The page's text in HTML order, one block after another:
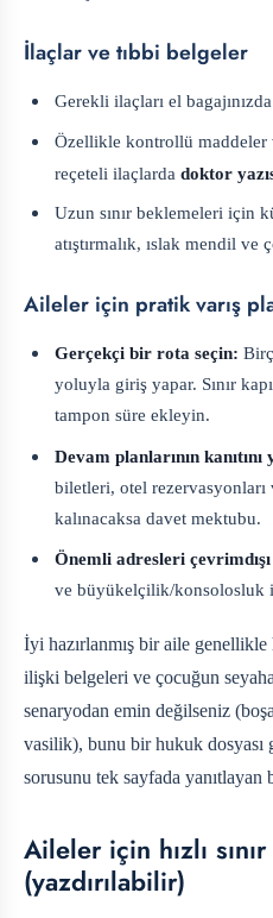
İlaçlar ve tıbbi belgeler
Gerekli ilaçları el
Özellikle kontrollü
reçeteli ilaçlardadoktor
Uzun sınır beklemeleri için
atıştırmalık, ıslak mendil
Aileler için pratik varış
Gerçekçi bir rota seçin:
yoluyla giriş yapar. Sınır
tampon süre ekleyin.
Devam planlarının kanıtını
biletleri, otel rezervasyonları
kalınacaksa davet mektubu.
Önemli adresleri
ve büyükelçilik/konsolosluk
İyi hazırlanmış bir aile genellikle
ilişki belgeleri ve çocuğun
senaryodan emin değilseniz
vasilik), bunu bir hukuk
sorusunu tek sayfada yanıtlayan
Aileler için hızlı
(yazdırılabilir)